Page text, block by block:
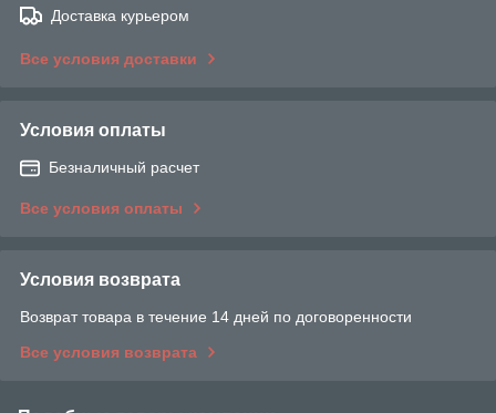
Доставка курьером
Все условия доставки
Условия оплаты
Безналичный расчет
Все условия оплаты
Условия возврата
Возврат товара в течение 14 дней по договоренности
Все условия возврата